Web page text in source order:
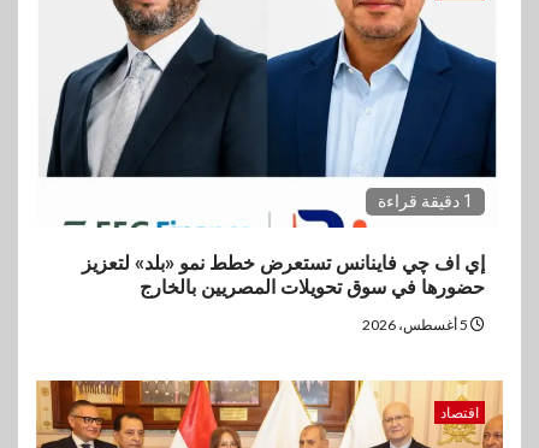
1 دقيقة قراءة
إي اف چي فاينانس تستعرض خطط نمو «بلد» لتعزيز
حضورها في سوق تحويلات المصريين بالخارج
اقتصاد